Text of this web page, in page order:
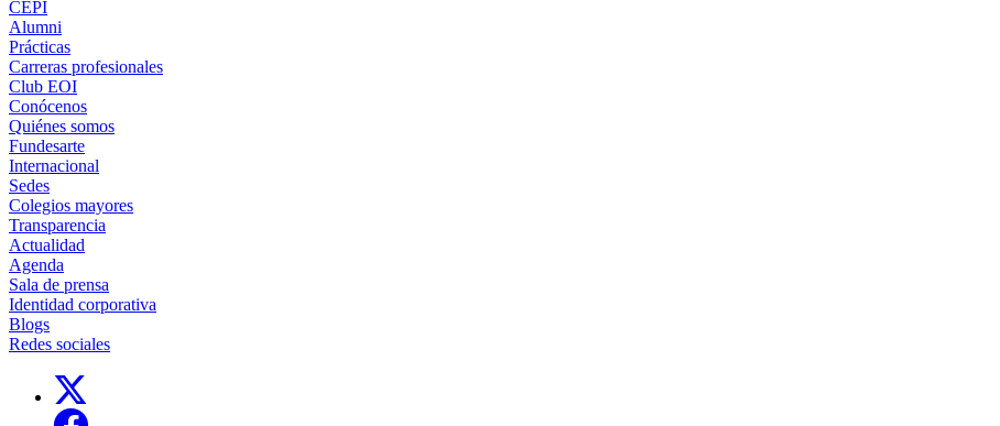
CEPI
Alumni
Prácticas
Carreras profesionales
Club EOI
Conócenos
Quiénes somos
Fundesarte
Internacional
Sedes
Colegios mayores
Transparencia
Actualidad
Agenda
Sala de prensa
Identidad corporativa
Blogs
Redes sociales
Links, Opens in this window